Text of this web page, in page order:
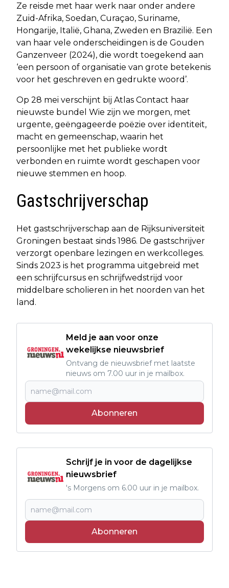
Ze reisde met haar werk naar onder andere
Zuid-Afrika, Soedan, Curaçao, Suriname,
Hongarije, Italië, Ghana, Zweden en Brazilië. Een
van haar vele onderscheidingen is de Gouden
Ganzenveer (2024), die wordt toegekend aan
‘een persoon of organisatie van grote betekenis
voor het geschreven en gedrukte woord’.
Op 28 mei verschijnt bij Atlas Contact haar
nieuwste bundel Wie zijn we morgen, met
urgente, geëngageerde poëzie over identiteit,
macht en gemeenschap, waarin het
persoonlijke met het publieke wordt
verbonden en ruimte wordt geschapen voor
nieuwe stemmen en hoop.
Gastschrijverschap
Het gastschrijverschap aan de Rijksuniversiteit
Groningen bestaat sinds 1986. De gastschrijver
verzorgt openbare lezingen en werkcolleges.
Sinds 2023 is het programma uitgebreid met
een schrijfcursus en schrijfwedstrijd voor
middelbare scholieren in het noorden van het
land.
Meld je aan voor onze
wekelijkse nieuwsbrief
Ontvang de nieuwsbrief met laatste
nieuws om 7.00 uur in je mailbox.
Abonneren
Schrijf je in voor de dagelijkse
nieuwsbrief
's Morgens om 6.00 uur in je mailbox.
Abonneren